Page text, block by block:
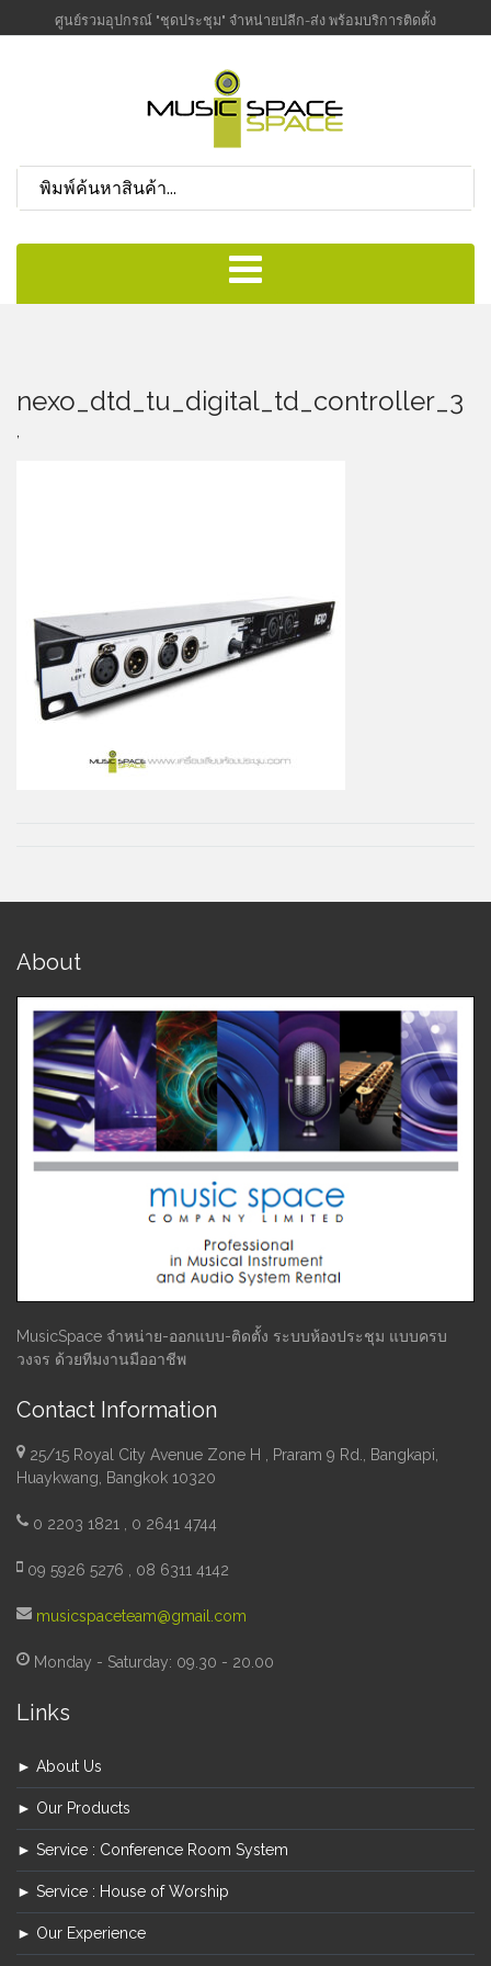
ศูนย์รวมอุปกรณ์ "ชุดประชุม" จำหน่ายปลีก-ส่ง พร้อมบริการติดตั้ง
nexo_dtd_tu_digital_td_controller_3
About
MusicSpace จำหน่าย-ออกแบบ-ติดตั้ง ระบบห้องประชุม แบบครบ
วงจร ด้วยทีมงานมืออาชีพ
Contact Information
25/15 Royal City Avenue Zone H , Praram 9 Rd., Bangkapi,
Huaykwang, Bangkok 10320
0 2203 1821 , 0 2641 4744
09 5926 5276 , 08 6311 4142
musicspaceteam@gmail.com
Monday - Saturday: 09.30 - 20.00
Links
► About Us
► Our Products
► Service : Conference Room System
► Service : House of Worship
► Our Experience